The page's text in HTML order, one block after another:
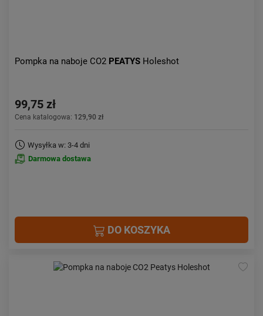
Pompka na naboje CO2 PEATYS Holeshot
99,75 zł
Cena katalogowa: 129,90 zł
Wysyłka w: 3-4 dni
Darmowa dostawa
DO KOSZYKA